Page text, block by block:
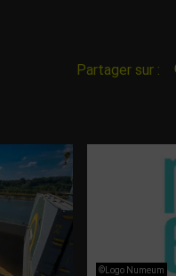
Partager sur :
©Logo Numeum